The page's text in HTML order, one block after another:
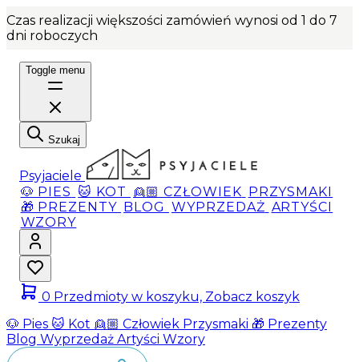
Czas realizacji większości zamówień wynosi od 1 do 7
dni roboczych
Toggle menu
Szukaj
Psyjaciele
🐶 PIES 🐱 KOT 👱🏼 CZŁOWIEK PRZYSMAKI
🎁 PREZENTY BLOG WYPRZEDAŻ ARTYŚCI
WZORY
0 Przedmioty w koszyku, Zobacz koszyk
🐶 Pies 🐱 Kot 👱🏼 Człowiek Przysmaki 🎁 Prezenty
Blog Wyprzedaż Artyści Wzory